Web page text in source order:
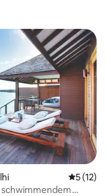
5 (12)
schwimmendem